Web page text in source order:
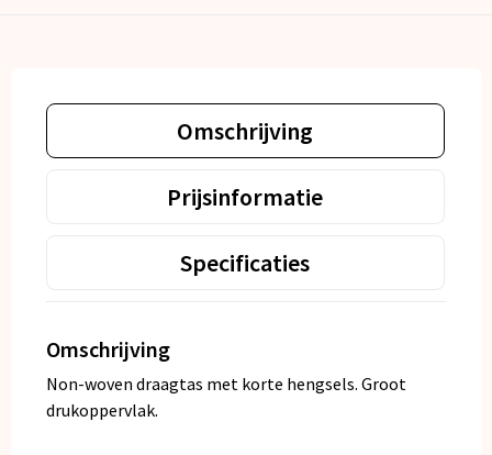
Omschrijving
Prijsinformatie
Specificaties
Omschrijving
Non-woven draagtas met korte hengsels. Groot
drukoppervlak.